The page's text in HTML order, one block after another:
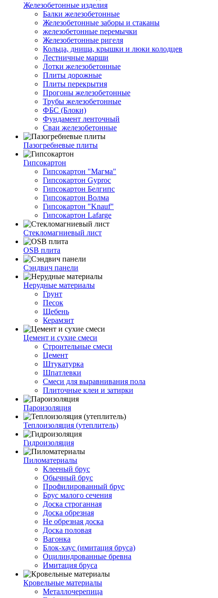
Железобетонные изделия
Балки железобетонные
Железобетонные заборы и стаканы
железобетонные перемычки
Железобетонные ригеля
Кольца, днища, крышки и люки колодцев
Лестничные марши
Лотки железобетонные
Плиты дорожные
Плиты перекрытия
Прогоны железобетонные
Трубы железобетонные
ФБС (Блоки)
Фундамент ленточный
Сваи железобетонные
Пазогребневые плиты
Гипсокартон
Гипсокартон "Магма"
Гипсокартон Gyproc
Гипсокартон Белгипс
Гипсокартон Волма
Гипсокартон "Knauf"
Гипсокартон Lafarge
Стекломагниевый лист
OSB плита
Сэндвич панели
Нерудные материалы
Грунт
Песок
Щебень
Керамзит
Цемент и сухие смеси
Строительные смеси
Цемент
Штукатурка
Шпатлевки
Смеси для выравнивания пола
Плиточные клеи и затирки
Пароизоляция
Теплоизоляция (утеплитель)
Гидроизоляция
Пиломатериалы
Клееный брус
Обычный брус
Профилированный брус
Брус малого сечения
Доска строганная
Доска обрезная
Не обрезная доска
Доска половая
Вагонка
Блок-хаус (имитация бруса)
Оцилиндрованные бревна
Имитация бруса
Кровельные материалы
Металлочерепица